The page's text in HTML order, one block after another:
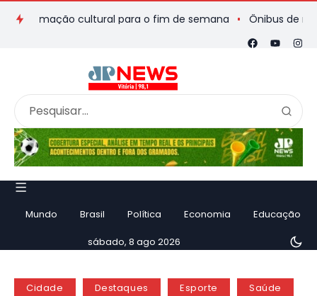
cultural para o fim de semana Ônibus de romeiros
Mundo Brasil Política Economia Educação
sábado, 8 ago 2026
Cidade Destaques Esporte Saúde